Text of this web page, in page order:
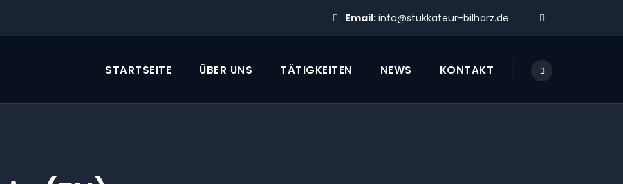
Email:info@stukkateur-bilharz.de
STARTSEITE ÜBER UNS TÄTIGKEITEN NEWS KONTAKT